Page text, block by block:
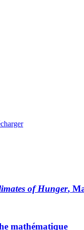
of Hunger,
mathématique